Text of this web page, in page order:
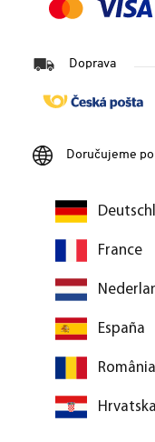
Doprava
Doručujeme
France
España
România
Hrvatska